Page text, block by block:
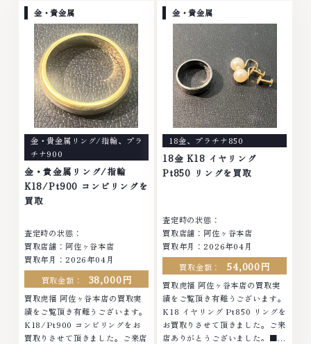
0120-959-764営業時間: 10:00
～19:00定休日: 年中無休
い。TEL: 0120-959-764営業
時間: 10:00～19:00定休日: 年中
無休
金・貴金属
金・貴金属リング/指輪、 プラ
チナ900
金・貴金属リング/指輪
K18/Pt900 コンビリングを
買取
査定時の状態：
買取店舗：阿佐ヶ谷本店
買取年月：2026年04月
買取金額：
38,000円
買取虎福 阿佐ヶ谷本店の買取実
績をご覧頂き有難うございます。
K18/Pt900 コンビリングをお
買取りさせて頂きました。ご来店
金・貴金属
18金、 プラチナ850
18金 K18 イヤリング
Pt850 リングを買取
査定時の状態：
買取店舗：阿佐ヶ谷本店
買取年月：2026年04月
買取金額：
54,000円
買取虎福 阿佐ヶ谷本店の買取実
績をご覧頂き有難うございます。
K18 イヤリング Pt850 リングを
お買取りさせて頂きました。ご来
店ありがとうございました。■地